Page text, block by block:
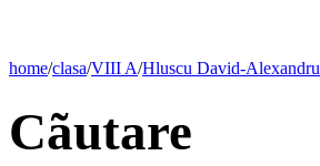
home/clasa/VIII A/Hluscu David-Alexandru
Cãutare